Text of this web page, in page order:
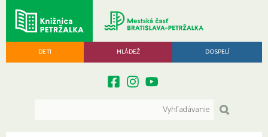
DETI MLÁDEŽ DOSPELÍ